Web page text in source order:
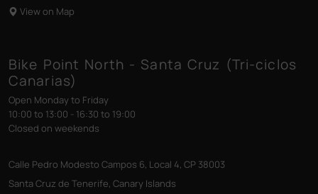
View on Map
Bike Point North - Santa Cruz (Tri-ciclos
Canarias)
Open Monday to Friday
10:00 to 13:00 - 16:30 to 19:00
Closed on weekends
Calle Pedro Modesto Campos 6, Local 4, CP 38003
Santa Cruz de Tenerife, Canary Islands